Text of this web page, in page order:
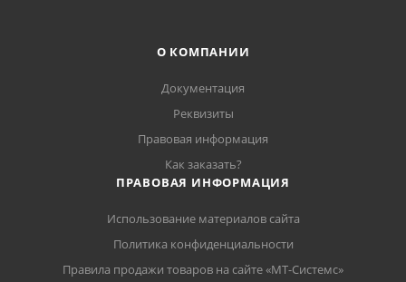
О КОМПАНИИ
Документация
Реквизиты
Правовая информация
Как заказать?
ПРАВОВАЯ ИНФОРМАЦИЯ
Использование материалов сайта
Политика конфиденциальности
Правила продажи товаров на сайте «МТ-Системс»